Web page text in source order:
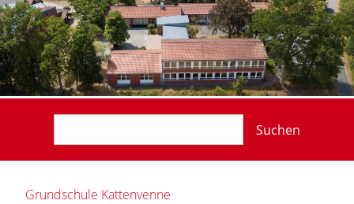
Suchen
Grundschule Kattenvenne